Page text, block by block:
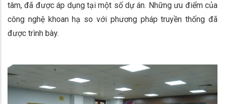
tâm, đã được áp dụng tại một số dự án. Những ưu điểm của
công nghệ khoan hạ so với phương pháp truyền thống đã
được trình bày.